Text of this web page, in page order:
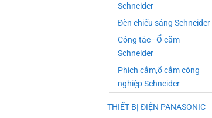
Schneider
Đèn chiếu sáng Schneider
Công tắc - Ổ cắm
Schneider
Phích cắm,ổ cắm công
nghiệp Schneider
THIẾT BỊ ĐIỆN PANASONIC